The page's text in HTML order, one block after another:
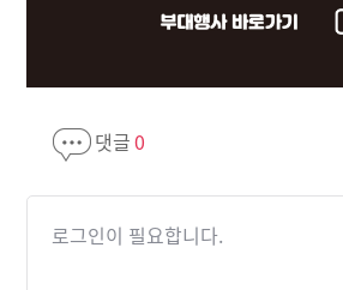
댓글0
로그인이 필요합니다.